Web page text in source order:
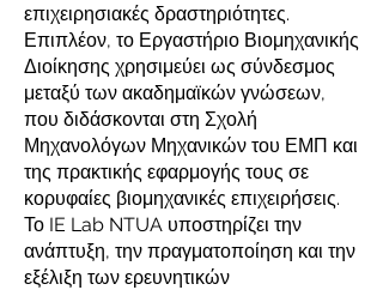
επιχειρησιακές δραστηριότητες.
Επιπλέον, το Εργαστήριο Βιομηχανικής
Διοίκησης χρησιμεύει ως σύνδεσμος
μεταξύ των ακαδημαϊκών γνώσεων,
που διδάσκονται στη Σχολή
Μηχανολόγων Μηχανικών του ΕΜΠ και
της πρακτικής εφαρμογής τους σε
κορυφαίες βιομηχανικές επιχειρήσεις.
Το IE Lab NTUA υποστηρίζει την
ανάπτυξη, την πραγματοποίηση και την
εξέλιξη των ερευνητικών